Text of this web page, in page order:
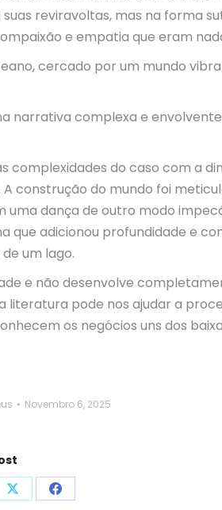
reviravoltas, mas na forma
e empatia que eram
cercado por um mundo
narrativa complexa e
do caso com a
construção do mundo foi
dança de outro modo
que adicionou profundidade e
um lago.
e não desenvolve
pode nos ajudar a
os negócios uns dos
Novembro 6, 2025
Share Share